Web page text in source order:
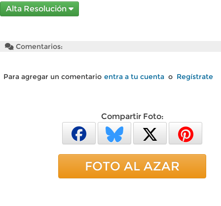
Alta Resolución
Comentarios:
Para agregar un comentario entra a tu cuenta o Regístrate
Compartir Foto:
FOTO AL AZAR